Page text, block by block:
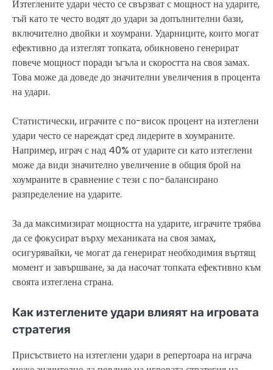
Изтеглените удари често се свързват с мощност на ударите,
тъй като те често водят до удари за допълнителни бази,
включително двойки и хоумрани. Ударниците, които могат
ефективно да изтеглят топката, обикновено генерират
повече мощност поради ъгъла и скоростта на своя замах.
Това може да доведе до значителни увеличения в процента
на удари.
Статистически, играчите с по-висок процент на изтеглени
удари често се нареждат сред лидерите в хоумраните.
Например, играч с над 40% от ударите си като изтеглени
може да види значително увеличение в общия брой на
хоумраните в сравнение с тези с по-балансирано
разпределение на ударите.
За да максимизират мощността на ударите, играчите трябва
да се фокусират върху механиката на своя замах,
осигурявайки, че могат да генерират необходимия въртящ
момент и завършване, за да насочат топката ефективно към
своята изтеглена страна.
Как изтеглените удари влияят на игровата
стратегия
Присъствието на изтеглени удари в репертоара на играча